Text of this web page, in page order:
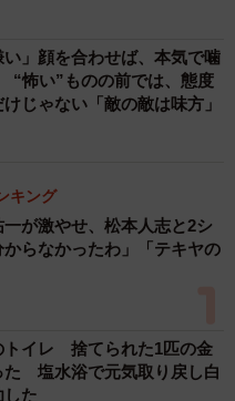
い」顔を合わせば、本気で噛
怖い”ものの前では、態度
じゃない「敵の敵は味方」
キング
一が激やせ、松本人志と2シ
からなかったわ」「テキヤの
トイレ 捨てられた1匹の金
た 塩水浴で元気取り戻し白
した